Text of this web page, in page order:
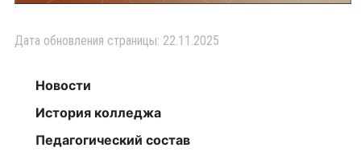
Дата обновления страницы: 22.11.2025
Новости
История колледжа
Педагогический состав